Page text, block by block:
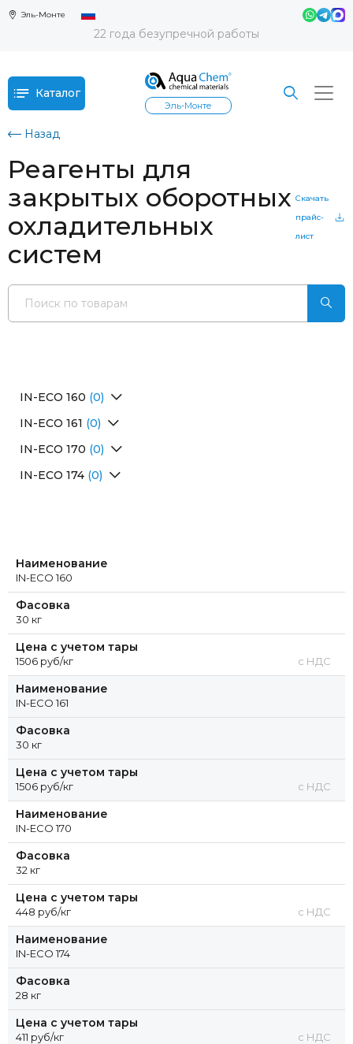
Эль-Монте
22 года безупречной работы
Каталог
Эль-Монте
Назад
Реагенты для
закрытых оборотных
охладительных
систем
Скачать
прайс-
лист
IN-ECO 160 (0)
IN-ECO 161 (0)
IN-ECO 170 (0)
IN-ECO 174 (0)
Наименование
IN-ECO 160
Фасовка
30 кг
Цена с учетом тары
1506 руб/кг с НДС
Наименование
IN-ECO 161
Фасовка
30 кг
Цена с учетом тары
1506 руб/кг с НДС
Наименование
IN-ECO 170
Фасовка
32 кг
Цена с учетом тары
448 руб/кг с НДС
Наименование
IN-ECO 174
Фасовка
28 кг
Цена с учетом тары
411 руб/кг с НДС